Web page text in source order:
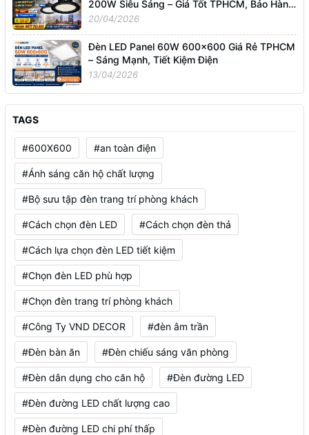
200W Siêu Sáng – Giá Tốt TPHCM, Bảo Hành
3 Năm
20/04/2026
Đèn LED Panel 60W 600x600 Giá Rẻ TPHCM
– Sáng Mạnh, Tiết Kiệm Điện
13/04/2026
TAGS
#600X600 #an toàn điện
#Ánh sáng căn hộ chất lượng
#Bộ sưu tập đèn trang trí phòng khách
#Cách chọn đèn LED #Cách chọn đèn thả
#Cách lựa chọn đèn LED tiết kiệm
#Chọn đèn LED phù hợp
#Chọn đèn trang trí phòng khách
#Công Ty VND DECOR #đèn âm trần
#Đèn bàn ăn #Đèn chiếu sáng văn phòng
#Đèn dân dụng cho căn hộ #Đèn đường LED
#Đèn đường LED chất lượng cao
#Đèn đường LED chi phí thấp